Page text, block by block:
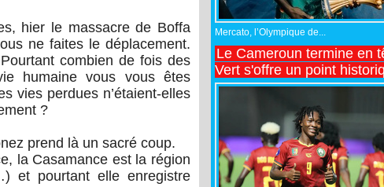
hier le massacre de Boffa
ne faites le déplacement.
combien de fois des
humaine vous vous êtes
vies perdues n’étaient-elles
?
prend là un sacré coup.
la Casamance est la région
et pourtant elle enregistre
Mercato, l’Olympique de...
Le Cameroun termine en
Vert s'offre un point